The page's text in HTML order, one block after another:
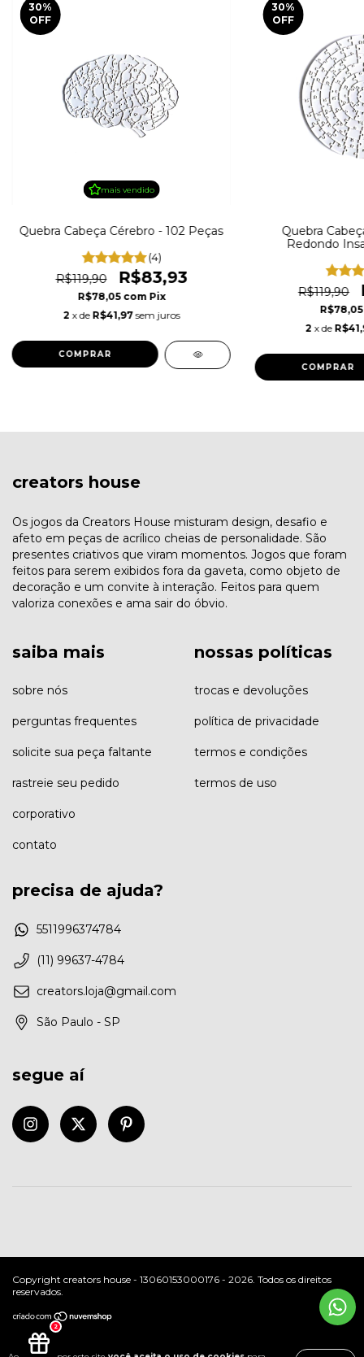
mais vendido
30%
OFF
Quebra Cabeça Cérebro - 102 Peças
(4)
R$119,90 R$83,93
R$78,05 com Pix
2 x de R$41,97 sem juros
COMPRAR
30%
OFF
Quebra
Redondo
R$119,90
2 x de
COMPRAR
creators house
Os jogos da Creators House misturam design, desafio e
afeto em peças de acrílico cheias de personalidade. São
presentes criativos que viram momentos. Jogos que foram
feitos para serem exibidos fora da gaveta, como objeto de
decoração e um convite à interação. Feitos para quem
valoriza conexões e ama sair do óbvio.
saiba mais
sobre nós
perguntas frequentes
solicite sua peça faltante
rastreie seu pedido
corporativo
contato
nossas políticas
trocas e devoluções
política de privacidade
termos e condições
termos de uso
precisa de ajuda?
5511996374784
(11) 99637-4784
creators.loja@gmail.com
São Paulo - SP
segue aí
Copyright creators house - 13060153000176 - 2026. Todos os direitos
reservados.
2